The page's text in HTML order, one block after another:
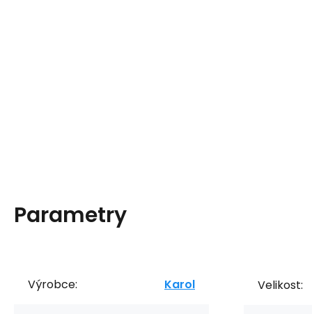
Parametry
Výrobce: Karol Velikost: